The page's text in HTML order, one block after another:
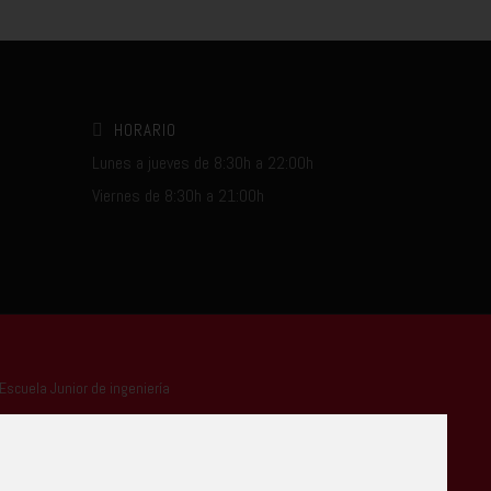
HORARIO
Lunes a jueves de 8:30h a 22:00h
Viernes de 8:30h a 21:00h